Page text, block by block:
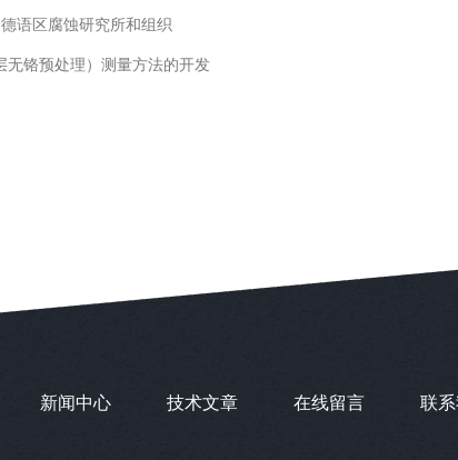
语区腐蚀研究所和组织
无铬预处理）测量方法的开发
新闻中心 技术文章 在线留言 联